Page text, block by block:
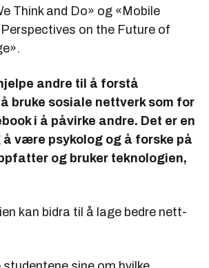
Think and Do» og «Mobile
on the Future of
.
andre til å forstå
bruke sosiale nettverk som for
i å påvirke andre. Det er en
være psykolog og å forske på
og bruker teknologien,
kan bidra til å lage bedre nett­